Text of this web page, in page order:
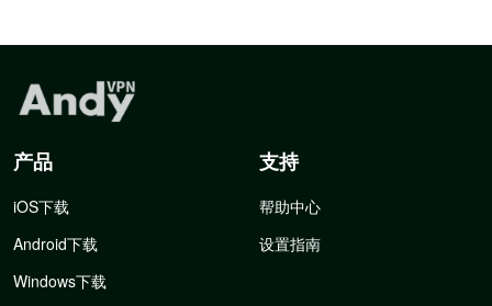
产品
iOS下载
Android下载
Windows下载
支持
帮助中心
设置指南